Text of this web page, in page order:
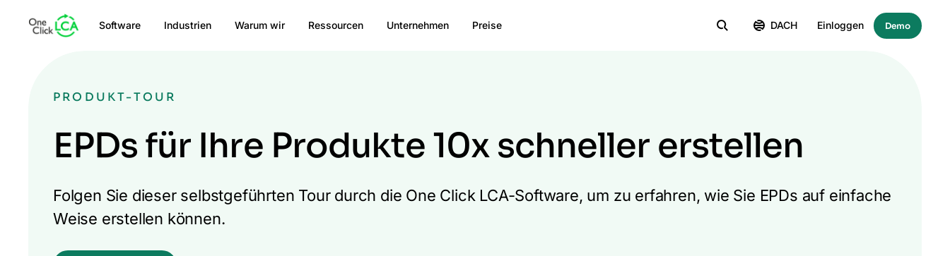
Software Industrien Warum wir Ressourcen Unternehmen Preise DACH Einloggen Demo
PRODUKT-TOUR
EPDs für Ihre Produkte 10x schneller erstellen
Folgen Sie dieser selbstgeführten Tour durch die One Click LCA-Software, um zu erfahren, wie Sie EPDs auf einfache
Weise erstellen können.